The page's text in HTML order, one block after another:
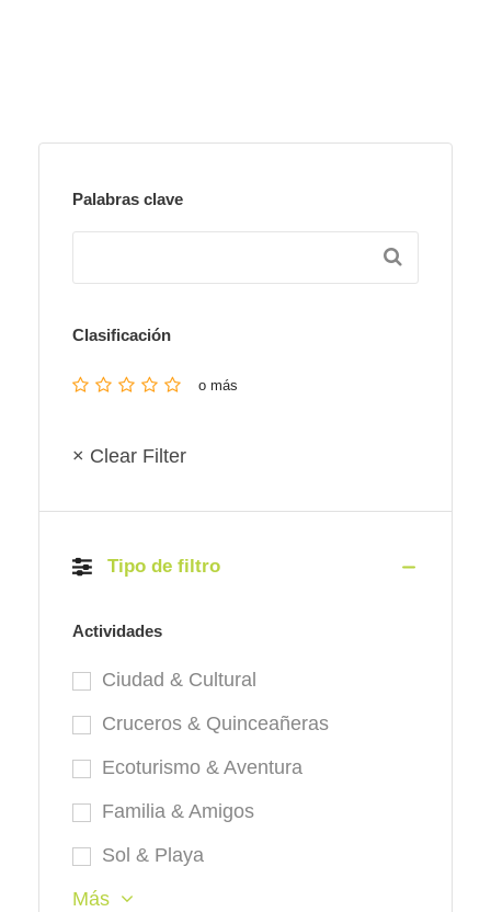
Palabras clave
Clasificación
o más
× Clear Filter
Tipo de filtro
Actividades
Ciudad & Cultural
Cruceros & Quinceañeras
Ecoturismo & Aventura
Familia & Amigos
Sol & Playa
Más